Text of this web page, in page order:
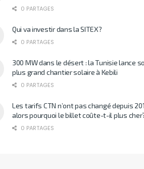
0 PARTAGES
Qui va investir dans la SITEX?
0 PARTAGES
300 MW dans le désert : la Tunisie lance
plus grand chantier solaire à Kebili
0 PARTAGES
Les tarifs CTN n’ont pas changé depuis
alors pourquoi le billet coûte-t-il plus
0 PARTAGES